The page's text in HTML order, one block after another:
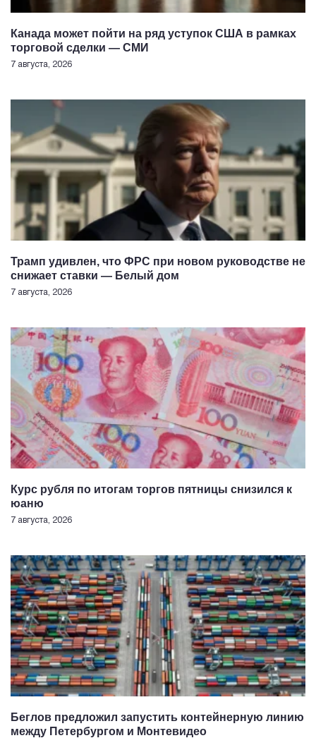
Канада может пойти на ряд уступок США в рамках
торговой сделки — СМИ
7 августа, 2026
Трамп удивлен, что ФРС при новом руководстве не
снижает ставки — Белый дом
7 августа, 2026
Курс рубля по итогам торгов пятницы снизился к
юаню
7 августа, 2026
Беглов предложил запустить контейнерную линию
между Петербургом и Монтевидео